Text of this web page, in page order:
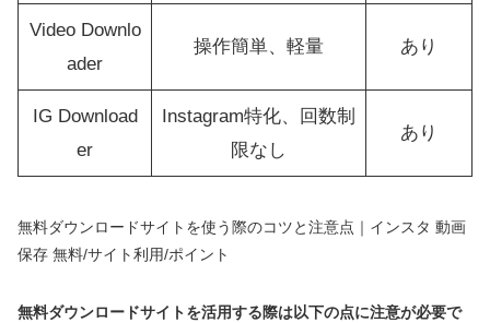
Video Downlo
ader
操作簡単、軽量 あり
IG Download
er
Instagram特化、回数制
限なし
あり
無料ダウンロードサイトを使う際のコツと注意点｜インスタ 動画
保存 無料/サイト利用/ポイント
無料ダウンロードサイトを活用する際は以下の点に注意が必要で